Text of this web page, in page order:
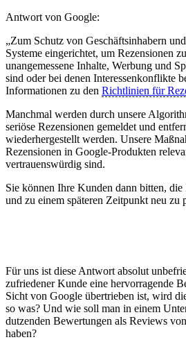
Antwort von Google:
„Zum Schutz von Geschäftsinhabern
Systeme eingerichtet, um Rezensionen
unangemessene Inhalte, Werbung und
sind oder bei denen Interessenkonflikte
Informationen zu den Richtlinien für
Manchmal werden durch unsere
seriöse Rezensionen gemeldet und
wiederhergestellt werden. Unsere
Rezensionen in Google-Produkten
vertrauenswürdig sind.
Sie können Ihre Kunden dann bitten, die
und zu einem späteren Zeitpunkt neu zu
Für uns ist diese Antwort absolut
zufriedener Kunde eine hervorragende
Sicht von Google übertrieben ist, wird
so was? Und wie soll man in einem
dutzenden Bewertungen als Reviews
haben?